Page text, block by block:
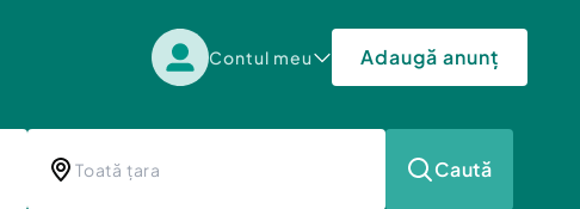
Contul meu Adaugă anunț
Caută